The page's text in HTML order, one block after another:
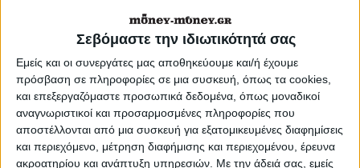
Σεβόμαστε την ιδιωτικότητά σας
Εμείς και οι συνεργάτες μας αποθηκεύουμε και/ή έχουμε
πρόσβαση σε πληροφορίες σε μια συσκευή, όπως τα cookies,
και επεξεργαζόμαστε προσωπικά δεδομένα, όπως μοναδικοί
αναγνωριστικοί και προσαρμοσμένες πληροφορίες που
αποστέλλονται από μια συσκευή για εξατομικευμένες διαφημίσεις
και περιεχόμενο, μέτρηση διαφήμισης και περιεχομένου, έρευνα
ακροατηρίου και ανάπτυξη υπηρεσιών. Με την άδειά σας, εμείς
τέλος του μήνα δίνουν διατάξεις των
προηγούμενων ασφαλιστικών νόμων,
για εργαζόμενους που προσπαθούν να
αποφύγουν τις δυσμενείς αλλαγές από
το νέο έτος στο όριο ηλικίας
συνταξιοδότησης που θα φθάσει στα 62